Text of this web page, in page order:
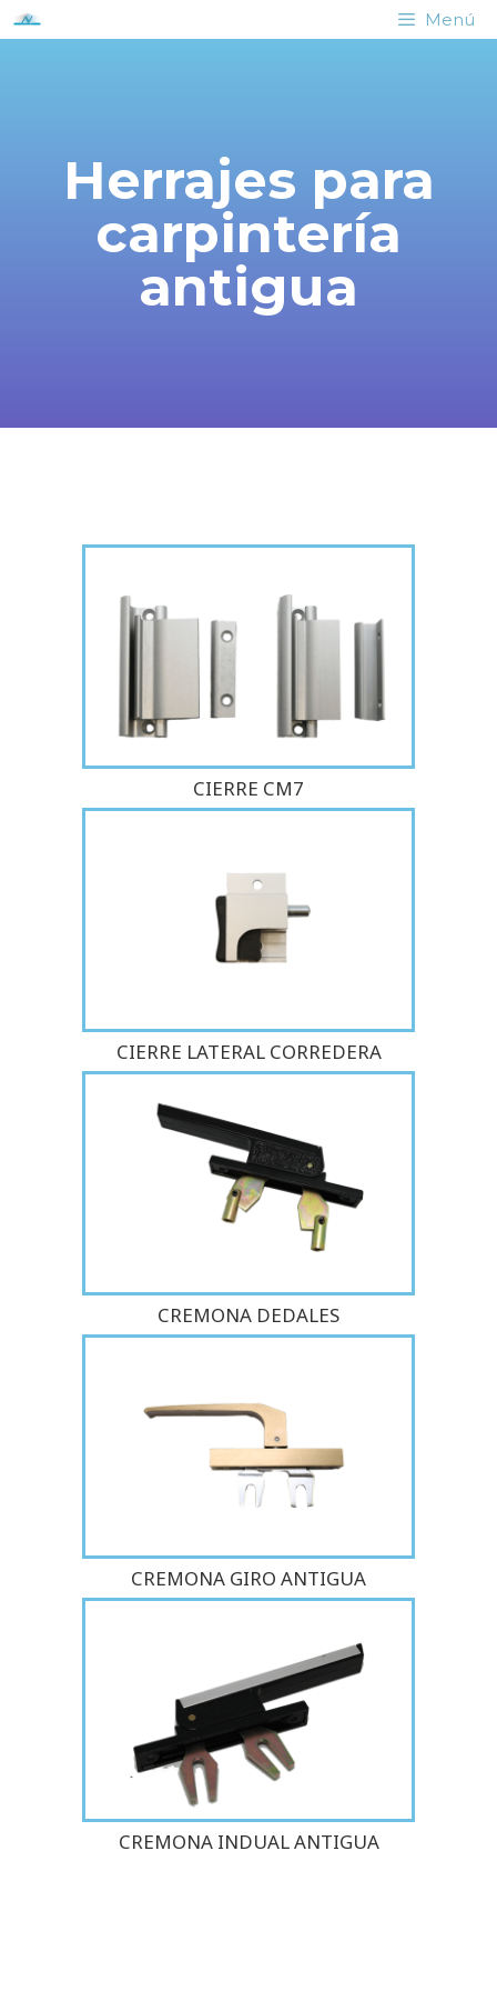
Menú
Herrajes para
carpintería
antigua
CIERRE CM7
CIERRE LATERAL CORREDERA
CREMONA DEDALES
CREMONA GIRO ANTIGUA
CREMONA INDUAL ANTIGUA